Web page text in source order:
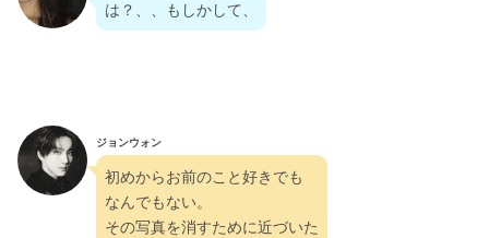
は？、、もしかして、
ジョンウォン
初めからお前のこと好きでも
なんでもない。
その写真を消すために近づいた